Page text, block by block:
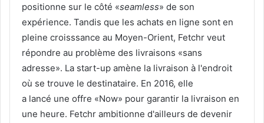
positionne sur le côté «seamless» de son
expérience. Tandis que les achats en ligne sont en
pleine croisssance au Moyen-Orient, Fetchr veut
répondre au problème des livraisons «sans
adresse». La start-up amène la livraison à l'endroit
où se trouve le destinataire. En 2016, elle
a lancé une offre «Now» pour garantir la livraison en
une heure. Fetchr ambitionne d'ailleurs de devenir